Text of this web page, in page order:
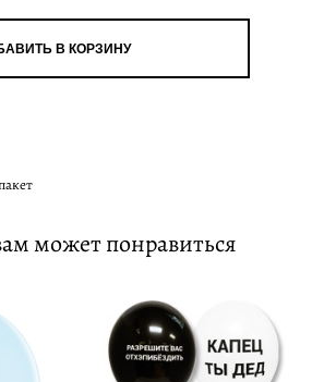
В КОРЗИНУ
может понравиться